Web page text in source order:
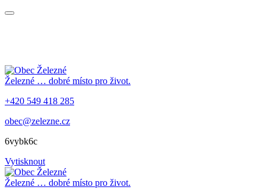
Železné … dobré místo pro život.
+420 549 418 285
obec@zelezne.cz
6vybk6c
Vytisknout
Železné … dobré místo pro život.